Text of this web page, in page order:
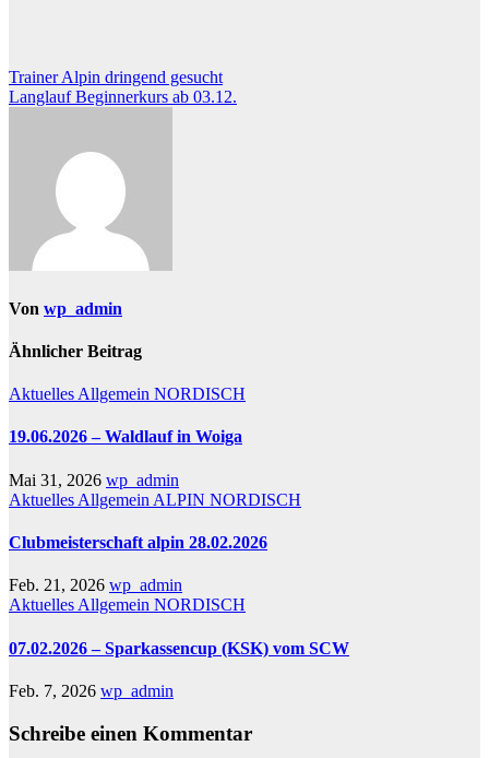
Beitragsnavigation
Trainer Alpin dringend gesucht
Langlauf Beginnerkurs ab 03.12.
Von wp_admin
Ähnlicher Beitrag
Aktuelles Allgemein NORDISCH
19.06.2026 – Waldlauf in Woiga
Mai 31, 2026 wp_admin
Aktuelles Allgemein ALPIN NORDISCH
Clubmeisterschaft alpin 28.02.2026
Feb. 21, 2026 wp_admin
Aktuelles Allgemein NORDISCH
07.02.2026 – Sparkassencup (KSK) vom SCW
Feb. 7, 2026 wp_admin
Schreibe einen Kommentar